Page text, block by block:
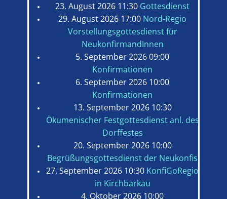
23. August 2026 11:30 Gottesdienst
29. August 2026 17:00 Nord-Regio
Vorstellungsgottesdienst für
NeukonfirmandInnen
5. September 2026 09:00
Konfirmationen
6. September 2026 10:00
Konfirmationen
13. September 2026 10:30
Ökumenischer Festgottesdienst anl. des
Dorffestes
20. September 2026 10:00
Begrüßungsgottesdienst der Neukonfis
27. September 2026 10:30 KonfiGoRegio
in Kirchbarkau
4. Oktober 2026 10:00